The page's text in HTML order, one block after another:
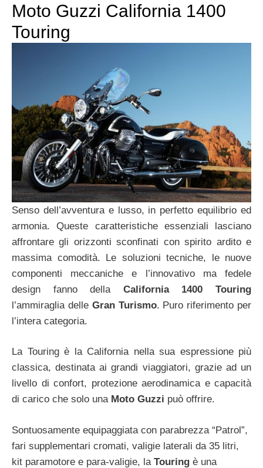
Moto Guzzi California 1400
Touring
Senso dell’avventura e lusso, in perfetto equilibrio ed
armonia. Queste caratteristiche essenziali lasciano
affrontare gli orizzonti sconfinati con spirito ardito e
massima comodità. Le soluzioni tecniche, le nuove
componenti meccaniche e l’innovativo ma fedele
design fanno della California 1400 Touring
l’ammiraglia delleGran Turismo. Puro riferimento per
l’intera categoria.
La Touring è la California nella sua espressione più
classica, destinata ai grandi viaggiatori, grazie ad un
livello di confort, protezione aerodinamica e capacità
di carico che solo una Moto Guzzi può offrire.
Sontuosamente equipaggiata con parabrezza “Patrol”,
fari supplementari cromati, valigie laterali da 35 litri,
kit paramotore e para-valigie, la Touring è una